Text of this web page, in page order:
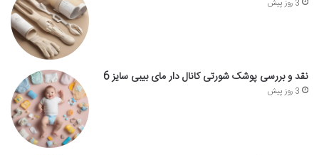
3 روز پیش
نقد و بررسی پوشک شورتی کانال دار مای بیبی سایز 6
3 روز پیش